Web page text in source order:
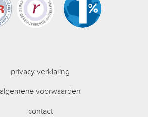
privacy verklaring
algemene voorwaarden
contact